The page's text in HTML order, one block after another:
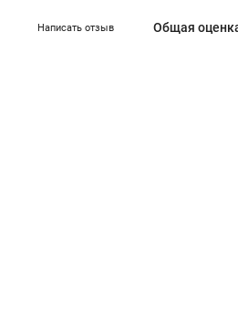
Написать отзыв Общая